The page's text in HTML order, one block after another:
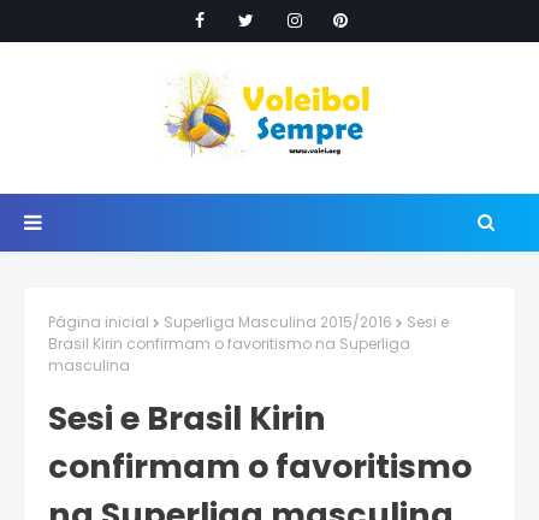
Página inicial Superliga Masculina 2015/2016
Sesi e
Brasil Kirin confirmam o favoritismo na Superliga
masculina
Sesi e Brasil Kirin
confirmam o favoritismo